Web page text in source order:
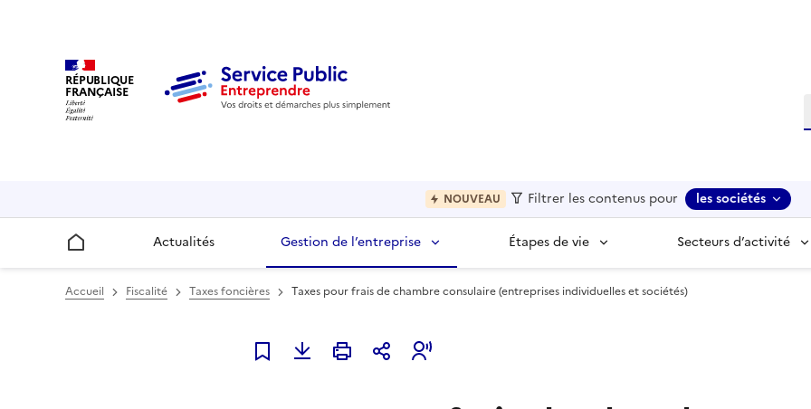
RÉPUBLIQUE
FRANÇAISE
NOUVEAU Filtrer les contenus pour les sociétés
Accueil Actualités Gestion de l’entreprise Étapes de vie Secteurs d’activité
Accueil Fiscalité Taxes foncières Taxes pour frais de chambre consulaire (entreprises individuelles et sociétés)
Ajouter à mes favoris